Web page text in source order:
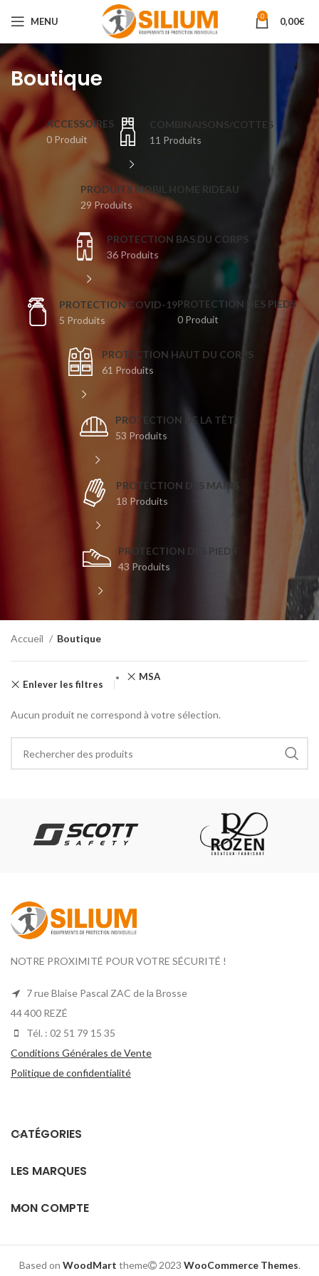
MENU 0 0,00€
Boutique
ACCESSOIRES
0 Produit
COMBINAISONS/COTTES
11 Produits
PRODUITS MOBIL HOME RIDEAU
29 Produits
PROTECTION BAS DU CORPS
36 Produits
⁣PROTECTION COVID-19
5 Produits
PROTECTION DES PIEDS
0 Produit
PROTECTION HAUT DU CORPS
61 Produits
PROTECTION DE LA TÊTE
53 Produits
PROTECTION DES MAINS
18 Produits
PROTECTION DES PIEDS
43 Produits
Accueil Boutique
Enlever les filtres
MSA
Aucun produit ne correspond à votre sélection.
NOTRE PROXIMITÉ POUR VOTRE SÉCURITÉ !
7 rue Blaise Pascal ZAC de la Brosse
44 400 REZÉ
Tél. : 02 51 79 15 35
Conditions Générales de Vente
Politique de confidentialité
CATÉGORIES
LES MARQUES
MON COMPTE
Based on WoodMart theme 2023 WooCommerce Themes.